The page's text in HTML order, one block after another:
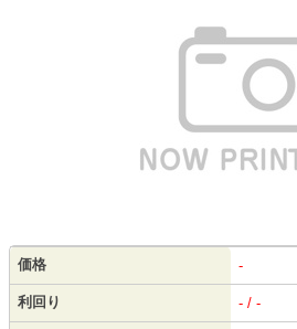
価格 -
利回り - / -